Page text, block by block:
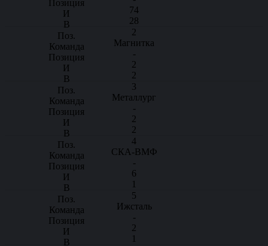
74
28
2
Магнитка
-
2
2
3
Металлург
-
2
2
4
СКА-ВМФ
-
6
1
5
Ижсталь
-
2
1